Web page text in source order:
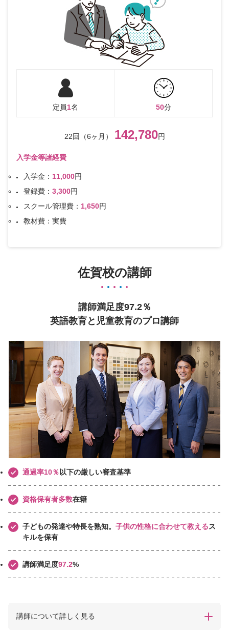
定員1名 50分
22回（6ヶ月） 142,780円
入学金等諸経費
入学金： 11,000円
登録費： 3,300円
スクール管理費： 1,650円
教材費：実費
佐賀校の講師
講師満足度97.2％
英語教育と児童教育のプロ講師
通過率10％ 以下の厳しい審査基準
資格保有者多数在籍
子どもの発達や特長を熟知。 子供の性格に合わせて教えるス
キルを保有
講師満足度97.2%
講師について詳しく見る